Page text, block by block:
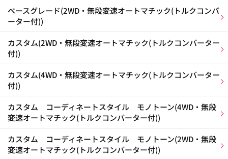
ベースグレード(2WD・無段変速オートマチック(トルクコンバ
ーター付))
カスタム(2WD・無段変速オートマチック(トルクコンバーター
付))
カスタム(4WD・無段変速オートマチック(トルクコンバーター
付))
カスタム コーディネートスタイル モノトーン(4WD・無段
変速オートマチック(トルクコンバーター付))
カスタム コーディネートスタイル モノトーン(2WD・無段
変速オートマチック(トルクコンバーター付))